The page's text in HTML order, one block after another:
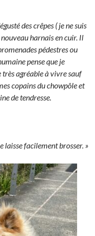
des crêpes ( je ne suis
harnais en cuir. Il
pédestres ou
pense que je
très agréable à vivre sauf
copains du chowpôle et
de tendresse.
laisse facilement brosser. »